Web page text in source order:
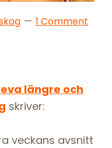
1 Comment
längre och
skriver:
veckans avsnitt